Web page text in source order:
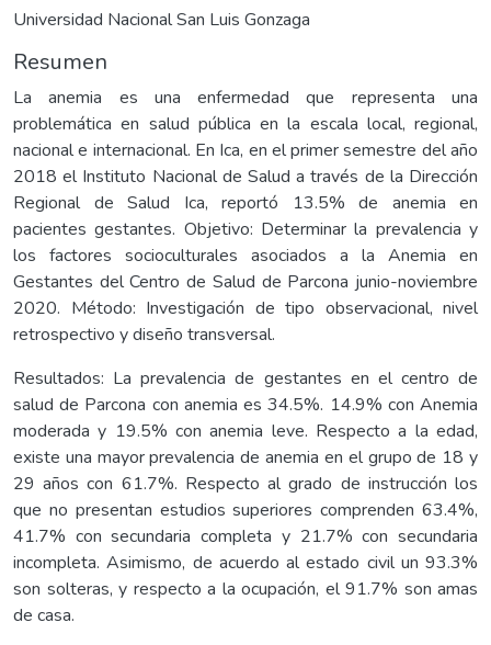
Universidad Nacional San Luis Gonzaga
Resumen
La anemia es una enfermedad que representa una
problemática en salud pública en la escala local, regional,
nacional e internacional. En Ica, en el primer semestre del año
2018 el Instituto Nacional de Salud a través de la Dirección
Regional de Salud Ica, reportó 13.5% de anemia en
pacientes gestantes. Objetivo: Determinar la prevalencia y
los factores socioculturales asociados a la Anemia en
Gestantes del Centro de Salud de Parcona junio-noviembre
2020. Método: Investigación de tipo observacional, nivel
retrospectivo y diseño transversal.
Resultados: La prevalencia de gestantes en el centro de
salud de Parcona con anemia es 34.5%. 14.9% con Anemia
moderada y 19.5% con anemia leve. Respecto a la edad,
existe una mayor prevalencia de anemia en el grupo de 18 y
29 años con 61.7%. Respecto al grado de instrucción los
que no presentan estudios superiores comprenden 63.4%,
41.7% con secundaria completa y 21.7% con secundaria
incompleta. Asimismo, de acuerdo al estado civil un 93.3%
son solteras, y respecto a la ocupación, el 91.7% son amas
de casa.